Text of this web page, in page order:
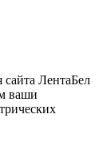
ЛентаБел
ваши